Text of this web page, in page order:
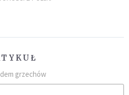
grzechów